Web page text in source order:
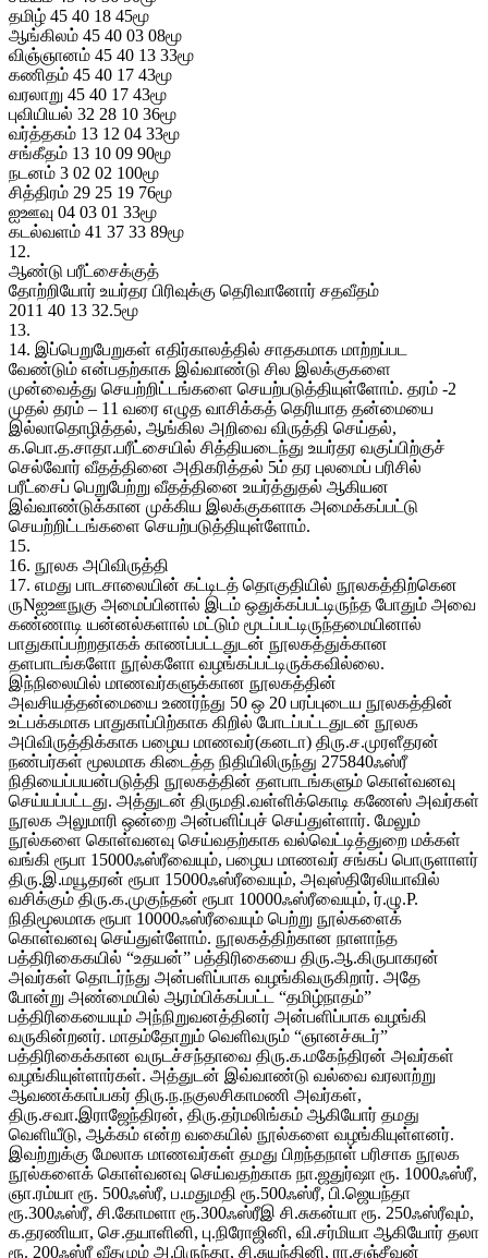
தமிழ் 45 40 18 45மூ
ஆங்கிலம் 45 40 03 08மூ
விஞ்ஞானம் 45 40 13 33மூ
கணிதம் 45 40 17 43மூ
வரலாறு 45 40 17 43மூ
புவியியல் 32 28 10 36மூ
வர்த்தகம் 13 12 04 33மூ
சங்கீதம் 13 10 09 90மூ
நடனம் 3 02 02 100மூ
சித்திரம் 29 25 19 76மூ
ஐஊவு 04 03 01 33மூ
கடல்வளம் 41 37 33 89மூ
12.
ஆண்டு பரீட்சைக்குத்
தோற்றியோர் உயர்தர பிரிவுக்கு தெரிவானோர் சதவீதம்
2011 40 13 32.5மூ
13.
14. இப்பெறுபேறுகள் எதிர்காலத்தில் சாதகமாக மாற்றப்பட
வேண்டும் என்பதற்காக இவ்வாண்டு சில இலக்குகளை
முன்வைத்து செயற்றிட்டங்களை செயற்படுத்தியுள்ளோம். தரம் -2
முதல் தரம் – 11 வரை எழுத வாசிக்கத் தெரியாத தன்மையை
இல்லாதொழித்தல், ஆங்கில அறிவை விருத்தி செய்தல்,
க.பொ.த.சாதா.பரீட்சையில் சித்தியடைந்து உயர்தர வகுப்பிற்குச்
செல்வோர் வீதத்தினை அதிகரித்தல் 5ம் தர புலமைப் பரிசில்
பரீட்சைப் பெறுபேற்று வீதத்தினை உயர்த்துதல் ஆகியன
இவ்வாண்டுக்கான முக்கிய இலக்குகளாக அமைக்கப்பட்டு
செயற்றிட்டங்களை செயற்படுத்தியுள்ளோம்.
15.
16. நூலக அபிவிருத்தி
17. எமது பாடசாலையின் கட்டிடத் தொகுதியில் நூலகத்திற்கென
ருNஐஊநுகு அமைப்பினால் இடம் ஒதுக்கப்பட்டிருந்த போதும் அவை
கண்ணாடி யன்னல்களால் மட்டும் மூடப்பட்டிருந்தமையினால்
பாதுகாப்பற்றதாகக் காணப்பட்டதுடன் நூலகத்துக்கான
தளபாடங்களோ நூல்களோ வழங்கப்பட்டிருக்கவில்லை.
இந்நிலையில் மாணவர்களுக்கான நூலகத்தின்
அவசியத்தன்மையை உணர்ந்து 50 ஒ 20 பரப்புடைய நூலகத்தின்
உட்பக்கமாக பாதுகாப்பிற்காக கிறில் போடப்பட்டதுடன் நூலக
அபிவிருத்திக்காக பழைய மாணவர்(கனடா) திரு.ச.முரளீதரன்
நண்பர்கள் மூலமாக கிடைத்த நிதியிலிருந்து 275840ஃஸ்ரீ
நிதியைப்பயன்படுத்தி நூலகத்தின் தளபாடங்களும் கொள்வனவு
செய்யப்பட்டது. அத்துடன் திருமதி.வள்ளிக்கொடி கணேஸ் அவர்கள்
நூலக அலுமாரி ஒன்றை அன்பளிப்புச் செய்துள்ளார். மேலும்
நூல்களை கொள்வனவு செய்வதற்காக வல்வெட்டித்துறை மக்கள்
வங்கி ரூபா 15000ஃஸ்ரீவையும், பழைய மாணவர் சங்கப் பொருளாளர்
திரு.இ.மயூதரன் ரூபா 15000ஃஸ்ரீவையும், அவுஸ்திரேலியாவில்
வசிக்கும் திரு.க.முகுந்தன் ரூபா 10000ஃஸ்ரீவையும், ர்.ழு.P.
நிதிமூலமாக ரூபா 10000ஃஸ்ரீவையும் பெற்று நூல்களைக்
கொள்வனவு செய்துள்ளோம். நூலகத்திற்கான நாளாந்த
பத்திரிகைகயில் “உதயன்” பத்திரிகையை திரு.ஆ.கிருபாகரன்
அவர்கள் தொடர்ந்து அன்பளிப்பாக வழங்கிவருகிறார். அதே
போன்று அண்மையில் ஆரம்பிக்கப்பட்ட “தமிழ்நாதம்”
பத்திரிகையையும் அந்நிறுவனத்தினர் அன்பளிப்பாக வழங்கி
வருகின்றனர். மாதம்தோறும் வெளிவரும் “ஞானச்சுடர்”
பத்திரிகைக்கான வருடச்சந்தாவை திரு.க.மகேந்திரன் அவர்கள்
வழங்கியுள்ளார்கள். அத்துடன் இவ்வாண்டு வல்வை வரலாற்று
ஆவணக்காப்பகர் திரு.ந.நகுலசிகாமணி அவர்கள்,
திரு.சவா.இராஜேந்திரன், திரு.தர்மலிங்கம் ஆகியோர் தமது
வெளியீடு, ஆக்கம் என்ற வகையில் நூல்களை வழங்கியுள்ளனர்.
இவற்றுக்கு மேலாக மாணவர்கள் தமது பிறந்தநாள் பரிசாக நூலக
நூல்களைக் கொள்வனவு செய்வதற்காக நா.ஜதுர்ஷா ரூ. 1000ஃஸ்ரீ,
ஞா.ரம்யா ரூ. 500ஃஸ்ரீ, ப.மதுமதி ரூ.500ஃஸ்ரீ, பி.ஜெயந்தா
ரூ.300ஃஸ்ரீ, சி.கோமளா ரூ.300ஃஸ்ரீஇ சி.சுகன்யா ரூ. 250ஃஸ்ரீவும்,
க.தரணியா, செ.தயாளினி, பு.நிரோஜினி, வி.சர்மியா ஆகியோர் தலா
ரூ. 200ஃஸ்ரீ வீதமும் அ.பிருந்தா, சி.சுயந்தினி, ரா.சஞ்சீவன்